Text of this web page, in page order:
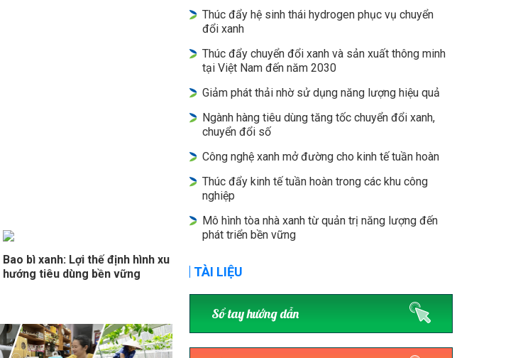
Bao bì xanh: Lợi thế định hình xu
hướng tiêu dùng bền vững
Thúc đẩy hệ sinh thái hydrogen phục vụ chuyển
đổi xanh
Thúc đẩy chuyển đổi xanh và sản xuất thông minh
tại Việt Nam đến năm 2030
Giảm phát thải nhờ sử dụng năng lượng hiệu quả
Ngành hàng tiêu dùng tăng tốc chuyển đổi xanh,
chuyển đổi số
Công nghệ xanh mở đường cho kinh tế tuần hoàn
Thúc đẩy kinh tế tuần hoàn trong các khu công
nghiệp
Mô hình tòa nhà xanh từ quản trị năng lượng đến
phát triển bền vững
TÀI LIỆU
Sổ tay hướng dẫn